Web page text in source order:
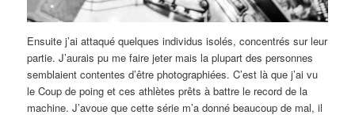
Ensuite j’ai attaqué quelques individus isolés, concentrés sur leur
partie. J’aurais pu me faire jeter mais la plupart des personnes
semblaient contentes d’être photographiées. C’est là que j’ai vu
le Coup de poing et ces athlètes prêts à battre le record de la
machine. J’avoue que cette série m’a donné beaucoup de mal, il